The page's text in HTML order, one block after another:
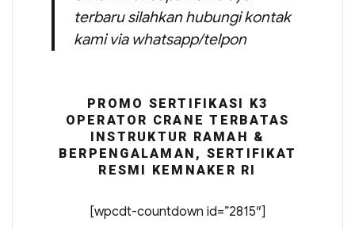
terbaru silahkan hubungi kontak
kami via whatsapp/telpon
PROMO SERTIFIKASI K3
OPERATOR CRANE TERBATAS
INSTRUKTUR RAMAH &
BERPENGALAMAN, SERTIFIKAT
RESMI KEMNAKER RI
[wpcdt-countdown id=”2815″]